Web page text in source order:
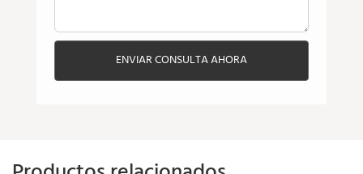
ENVIAR CONSULTA AHORA